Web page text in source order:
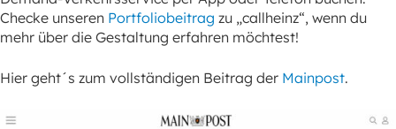
Checke unseren Portfoliobeitrag zu „callheinz“, wenn du
mehr über die Gestaltung erfahren möchtest!
Hier geht´s zum vollständigen Beitrag der Mainpost.